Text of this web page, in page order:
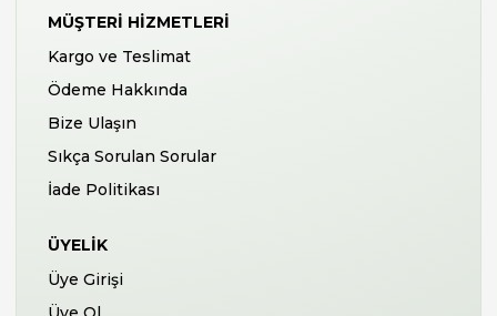
MÜŞTERI HIZMETLERI
Kargo ve Teslimat
Ödeme Hakkında
Bize Ulaşın
Sıkça Sorulan Sorular
İade Politikası
ÜYELIK
Üye Girişi